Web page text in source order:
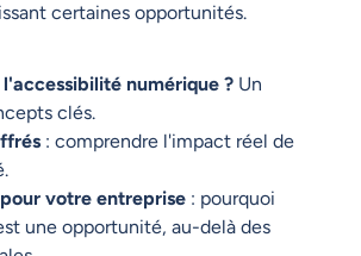
certaines opportunités.
numérique ? Un
clés.
: comprendre l'impact réel de
votre entreprise : pourquoi
une opportunité, au-delà des